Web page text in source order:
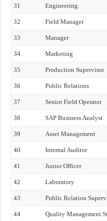
31 Engineering
32 Field Manager
33 Manager
34 Marketing
35 Production Supervisor
36 Public Relations
37 Senior Field Operator
38 SAP Business Analyst
39 Asset Management
40 Internal Auditor
41 Junior Officer
42 Laboratory
43 Public Relation
44 Quality Management